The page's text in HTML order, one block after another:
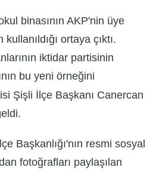
binasının AKP'nin üye
ortaya çıktı.
iktidar partisinin
bu yeni örneğini
Şişli İlçe Başkanı Canercan
Başkanlığı'nın resmi sosyal
fotoğrafları paylaşılan